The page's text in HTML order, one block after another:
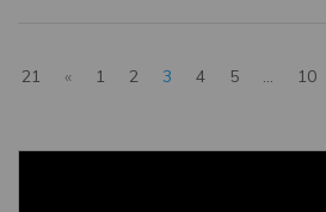
21
« 1 2 3 4 5 ... 10